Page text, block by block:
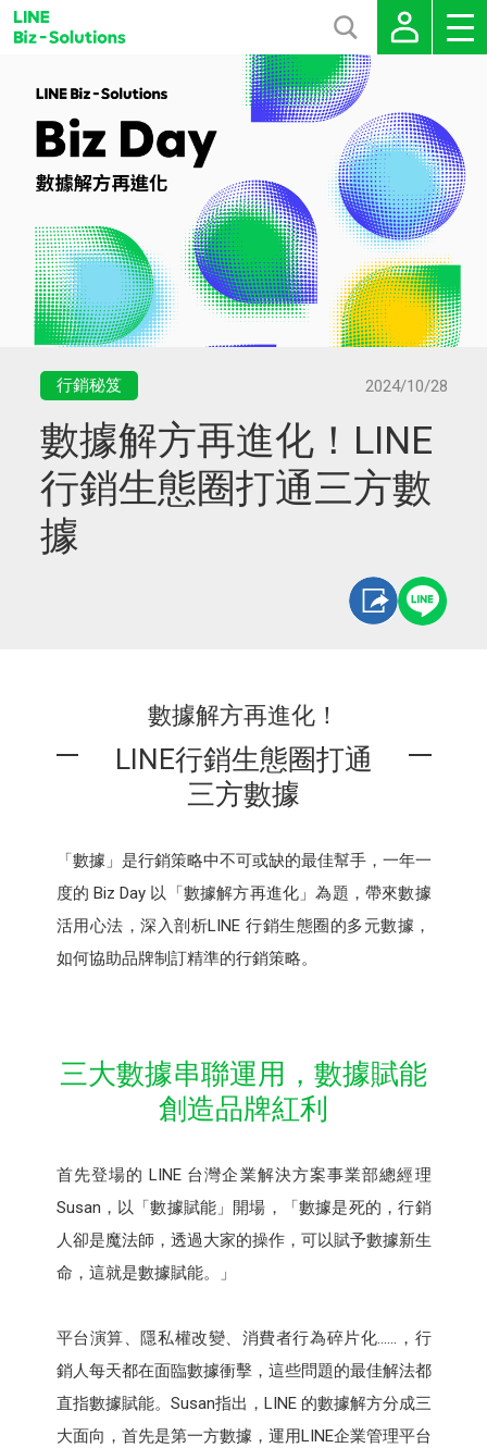
行銷秘笈 2024/10/28
數據解方再進化！LINE
行銷生態圈打通三方數
據
數據解方再進化！
LINE行銷生態圈打通
三方數據
「數據」是行銷策略中不可或缺的最佳幫手，一年一
度的 Biz Day 以「數據解方再進化」為題，帶來數據
活用心法，深入剖析LINE 行銷生態圈的多元數據，
如何協助品牌制訂精準的行銷策略。
三大數據串聯運用，數據賦能
創造品牌紅利
首先登場的 LINE 台灣企業解決方案事業部總經理
Susan，以「數據賦能」開場，「數據是死的，行銷
人卻是魔法師，透過大家的操作，可以賦予數據新生
命，這就是數據賦能。」
平台演算、隱私權改變、消費者行為碎片化……，行
銷人每天都在面臨數據衝擊，這些問題的最佳解法都
直指數據賦能。Susan指出，LINE 的數據解方分成三
大面向，首先是第一方數據，運用LINE企業管理平台